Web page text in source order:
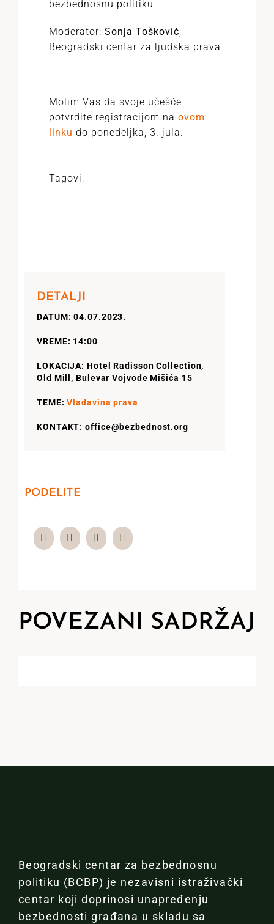
bezbednosnu politiku
Moderator: Sonja Tošković,
Beogradski centar za ljudska prava
Molim Vas da svoje učešće
potvrdite registracijom na ovom
linku do ponedeljka, 3. jula.
Tagovi:
DETALJI
DATUM: 04.07.2023.
VREME: 14:00
LOKACIJA: Hotel Radisson Collection,
Old Mill, Bulevar Vojvode Mišića 15
TEME:Vladavina prava
KONTAKT: office@bezbednost.org
PODELITE
POVEZANI SADRŽAJ
Beogradski centar za bezbednosnu
politiku (BCBP) je nezavisni istraživački
centar koji doprinosi unapređenju
bezbednosti građana u skladu sa